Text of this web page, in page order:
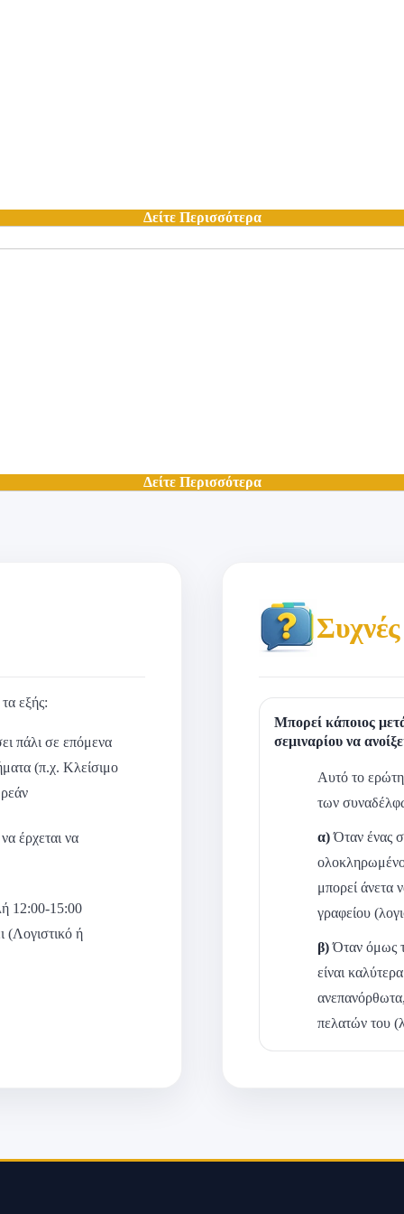
Δείτε Περισσότερα
Δείτε Περισσότερα
εξής:
πάλι σε επόμενα
(π.χ. Κλείσιμο
έρχεται να
12:00-15:00
(Λογιστικό ή
Μπορεί κάποιος
σεμιναρίου να
Αυτό το
των
α)Όταν ένας
ολοκληρωμένο
μπορεί άνετα
γραφείου
β)Όταν όμως
είναι
πελατών του